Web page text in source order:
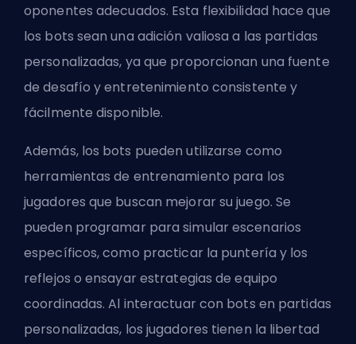
oponentes adecuados. Esta flexibilidad hace que
los bots sean una adición valiosa a las partidas
personalizadas, ya que proporcionan una fuente
de desafío y entretenimiento consistente y
fácilmente disponible.
Además, los bots pueden utilizarse como
herramientas de entrenamiento para los
jugadores que buscan mejorar su juego. Se
pueden programar para simular escenarios
específicos, como practicar la puntería y los
reflejos o ensayar estrategias de equipo
coordinadas. Al interactuar con bots en partidas
personalizadas, los jugadores tienen la libertad